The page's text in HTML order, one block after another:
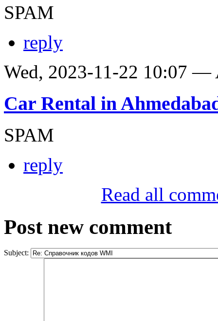
SPAM
reply
Wed, 2023-11-22 10:07 —
Car Rental in
SPAM
reply
Read all
Post new comment
Subject: